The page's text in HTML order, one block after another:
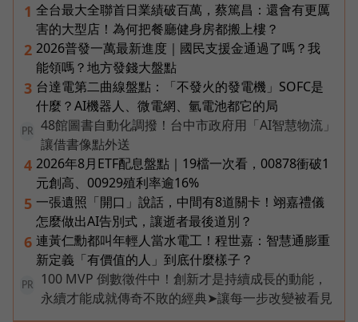
1 全台最大全聯首日業績破百萬，蔡篤昌：還會有更厲
害的大型店！為何把餐廳健身房都搬上樓？
2 2026普發一萬最新進度｜國民支援金通過了嗎？我
能領嗎？地方發錢大盤點
3 台達電第二曲線盤點：「不發火的發電機」SOFC是
什麼？AI機器人、微電網、氫電池都它的局
PR
48館圖書自動化調撥！台中市政府用「AI智慧物流」
讓借書像點外送
4 2026年8月ETF配息盤點｜19檔一次看，00878衝破1
元創高、00929殖利率逾16%
5 一張遺照「開口」說話，中間有8道關卡！翊嘉禮儀
怎麼做出AI告別式，讓逝者最後道別？
6 連黃仁勳都叫年輕人當水電工！程世嘉：智慧通膨重
新定義「有價值的人」到底什麼樣子？
PR
100 MVP 倒數徵件中！創新才是持續成長的動能，
永續才能成就傳奇不敗的經典➤讓每一步改變被看見